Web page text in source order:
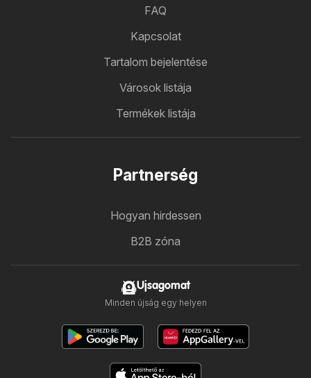
FAQ
Kapcsolat
Tartalom bejelentése
Városok listája
Termékek listája
Partnerség
Hogyan hirdessen
B2B zóna
Ujsagomat
Minden újság egy helyen